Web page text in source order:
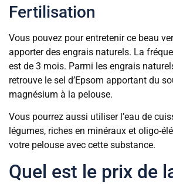
Fertilisation
Vous pouvez pour entretenir ce beau
apporter des engrais naturels. La
est de 3 mois. Parmi les engrais
retrouve le sel d’Epsom apportant du
magnésium à la pelouse.
Vous pourrez aussi utiliser l’eau de
légumes, riches en minéraux et oligo-
votre pelouse avec cette substance.
Quel est le prix de